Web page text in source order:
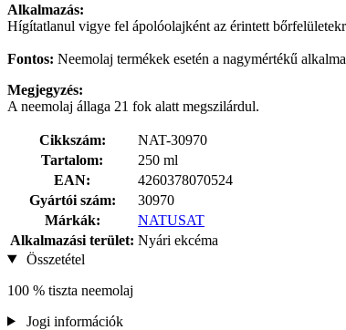
Alkalmazás:
Hígítatlanul vigye fel ápolóolajként az érintett
Fontos: Neemolaj termékek esetén a nagymértékű
Megjegyzés:
A neemolaj állaga 21 fok alatt megszilárdul.
Cikkszám:
NAT-30970
Tartalom:
250 ml
EAN:
4260378070524
Gyártói szám:
30970
Márkák:
NATUSAT
Alkalmazási terület: Nyári ekcéma
Összetétel
100 % tiszta neemolaj
Jogi információk